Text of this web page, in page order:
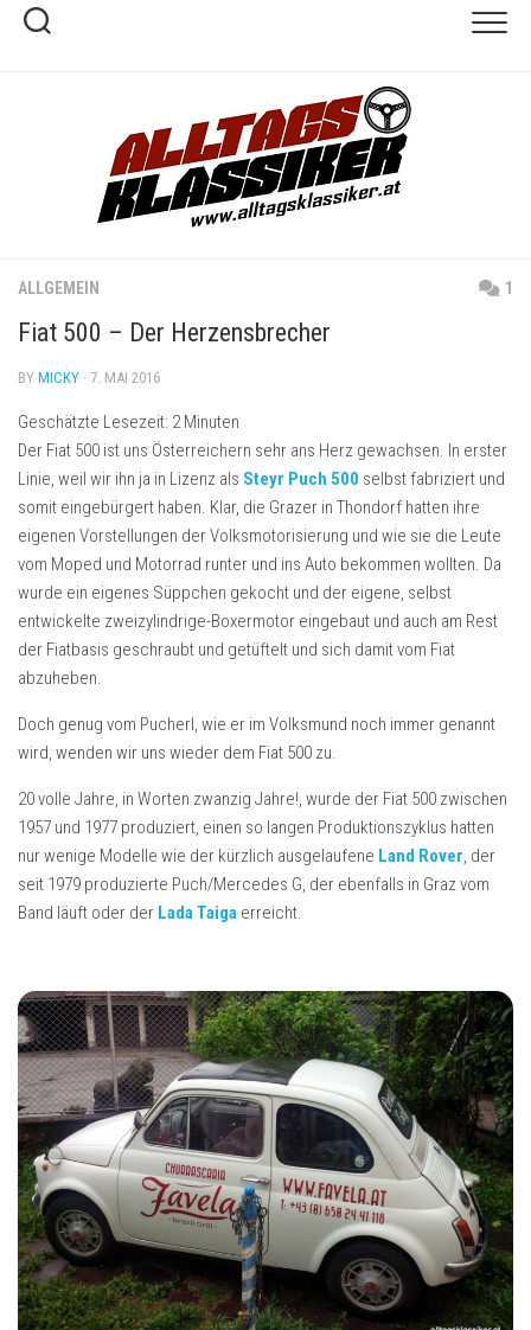
Skip
ALLGEMEIN 1
Fiat 500 – Der Herzensbrecher
BY MICKY · 7. MAI 2016
Geschätzte Lesezeit: 2 Minuten
Der Fiat 500 ist uns Österreichern sehr ans Herz gewachsen. In erster
Linie, weil wir ihn ja in Lizenz als Steyr Puch 500 selbst fabriziert und
somit eingebürgert haben. Klar, die Grazer in Thondorf hatten ihre
eigenen Vorstellungen der Volksmotorisierung und wie sie die Leute
vom Moped und Motorrad runter und ins Auto bekommen wollten. Da
wurde ein eigenes Süppchen gekocht und der eigene, selbst
entwickelte zweizylindrige-Boxermotor eingebaut und auch am Rest
der Fiatbasis geschraubt und getüftelt und sich damit vom Fiat
abzuheben.
Doch genug vom Pucherl, wie er im Volksmund noch immer genannt
wird, wenden wir uns wieder dem Fiat 500 zu.
20 volle Jahre, in Worten zwanzig Jahre!, wurde der Fiat 500 zwischen
1957 und 1977 produziert, einen so langen Produktionszyklus hatten
nur wenige Modelle wie der kürzlich ausgelaufene Land Rover, der
seit 1979 produzierte Puch/Mercedes G, der ebenfalls in Graz vom
Band läuft oder der Lada Taiga erreicht.